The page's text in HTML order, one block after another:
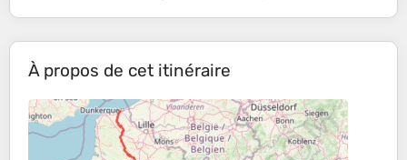
À propos de cet itinéraire